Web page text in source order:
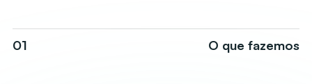
01 O que fazemos